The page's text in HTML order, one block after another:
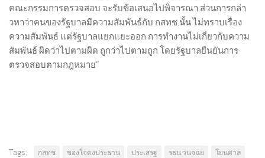
คณะกรรมการตรวจสอบ จะรับข้อเสนอไปพิจารณา ส่วนการกล่า
วหาว่าคนของรัฐบาลมีความสัมพันธ์กับ กสทช.นั้น ไม่ทราบเรื่อง
ความสัมพันธ์ แต่รัฐบาลแยกแยะออก การทำงานไม่เกี่ยวกับความ
สัมพันธ์ ผิดว่าไปตามผิด ถูกว่าไปตามถูก โดยรัฐบาลยืนยันการ
ตรวจสอบตามกฎหมาย”
Tags: กสทช ของใจตงประธาน ประเสรฐ รธน.วนจฉย
โยนศาล